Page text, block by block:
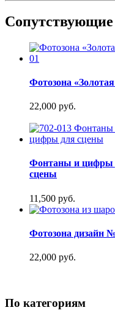
Фотозона
22,000 руб.
Фонтаны и цифры
сцены
11,500 руб.
Фотозона дизайн
22,000 руб.
По категориям